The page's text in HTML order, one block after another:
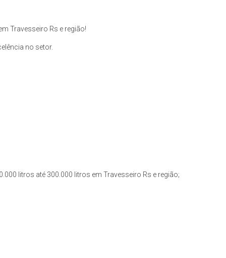
Travesseiro Rs e região!
no setor.
litros até 300.000 litros em Travesseiro Rs e região;